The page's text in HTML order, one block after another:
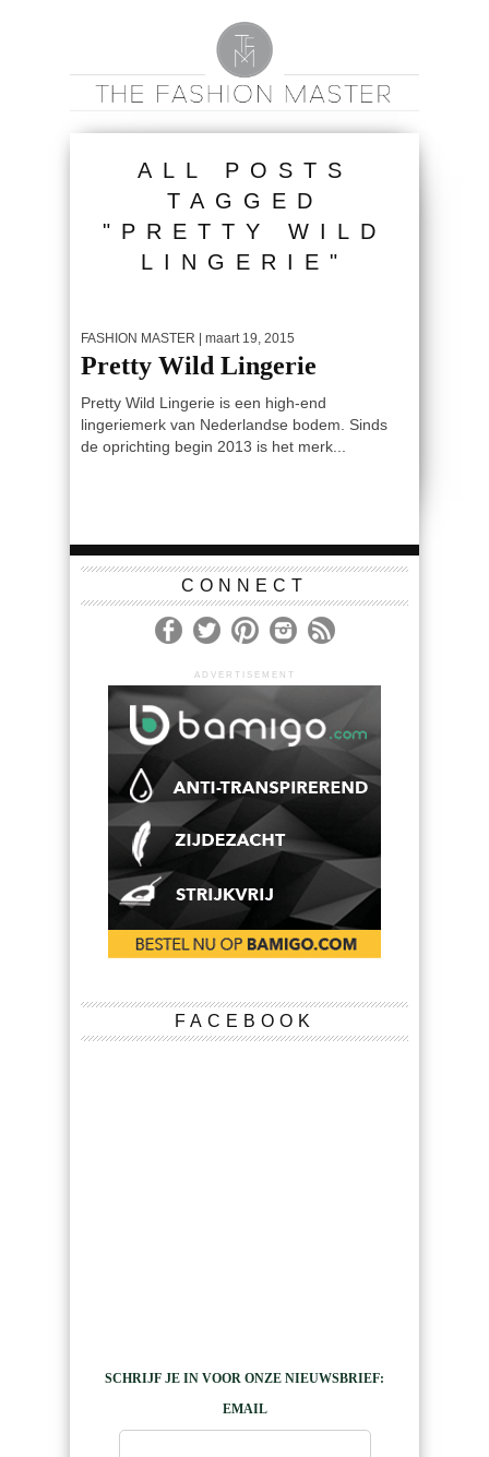
ALL POSTS
TAGGED
"PRETTY WILD
LINGERIE"
FASHION MASTER | maart 19, 2015
Pretty Wild Lingerie
Pretty Wild Lingerie is een high-end
lingeriemerk van Nederlandse bodem. Sinds
de oprichting begin 2013 is het merk...
CONNECT
ADVERTISEMENT
FACEBOOK
SCHRIJF JE IN VOOR ONZE NIEUWSBRIEF:
EMAIL